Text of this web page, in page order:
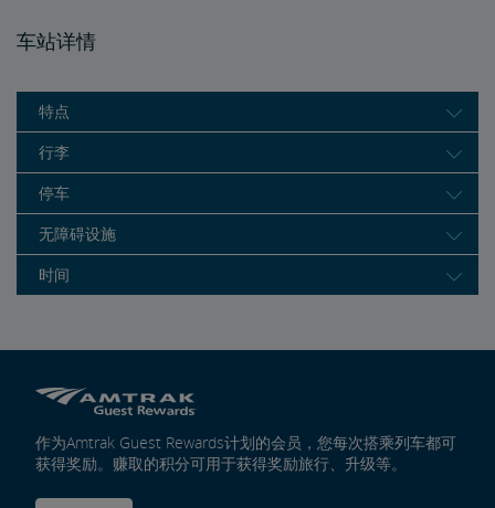
车站详情
特点
行李
停车
无障碍设施
时间
作为Amtrak Guest Rewards计划的会员，您每次搭乘列车都可
获得奖励。赚取的积分可用于获得奖励旅行、升级等。